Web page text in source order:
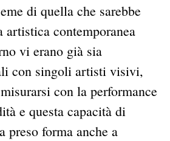
di quella che sarebbe
artistica contemporanea
vi erano già sia
con singoli artisti visivi,
con la performance
e questa capacità di
preso forma anche a